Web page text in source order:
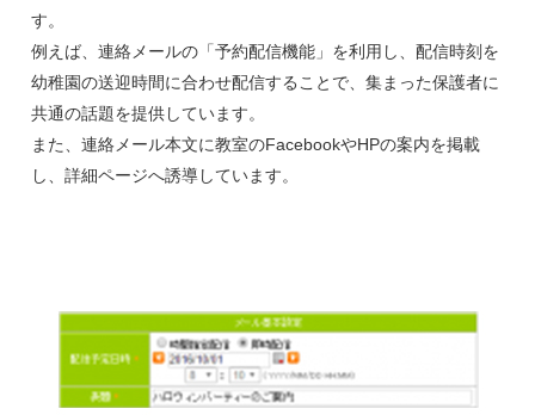
す。
例えば、連絡メールの「予約配信機能」を利用し、配信時刻を
幼稚園の送迎時間に合わせ配信することで、集まった保護者に
共通の話題を提供しています。
また、連絡メール本文に教室のFacebookやHPの案内を掲載
し、詳細ページへ誘導しています。